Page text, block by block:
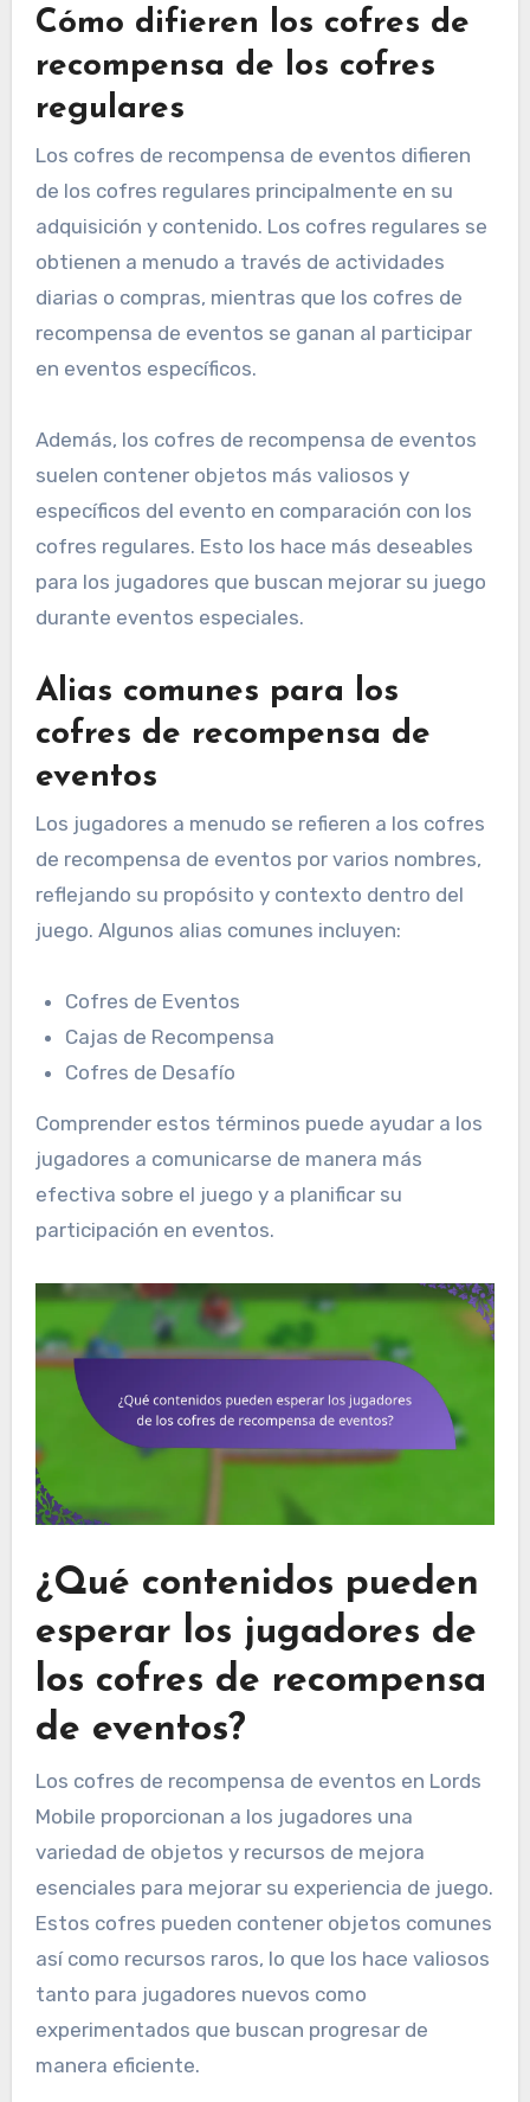
Cómo difieren los cofres de
recompensa de los cofres
regulares
Los cofres de recompensa de eventos difieren
de los cofres regulares principalmente en su
adquisición y contenido. Los cofres regulares se
obtienen a menudo a través de actividades
diarias o compras, mientras que los cofres de
recompensa de eventos se ganan al participar
en eventos específicos.
Además, los cofres de recompensa de eventos
suelen contener objetos más valiosos y
específicos del evento en comparación con los
cofres regulares. Esto los hace más deseables
para los jugadores que buscan mejorar su juego
durante eventos especiales.
Alias comunes para los
cofres de recompensa de
eventos
Los jugadores a menudo se refieren a los cofres
de recompensa de eventos por varios nombres,
reflejando su propósito y contexto dentro del
juego. Algunos alias comunes incluyen:
Cofres de Eventos
Cajas de Recompensa
Cofres de Desafío
Comprender estos términos puede ayudar a los
jugadores a comunicarse de manera más
efectiva sobre el juego y a planificar su
participación en eventos.
¿Qué contenidos pueden
esperar los jugadores de
los cofres de recompensa
de eventos?
Los cofres de recompensa de eventos en Lords
Mobile proporcionan a los jugadores una
variedad de objetos y recursos de mejora
esenciales para mejorar su experiencia de juego.
Estos cofres pueden contener objetos comunes
así como recursos raros, lo que los hace valiosos
tanto para jugadores nuevos como
experimentados que buscan progresar de
manera eficiente.